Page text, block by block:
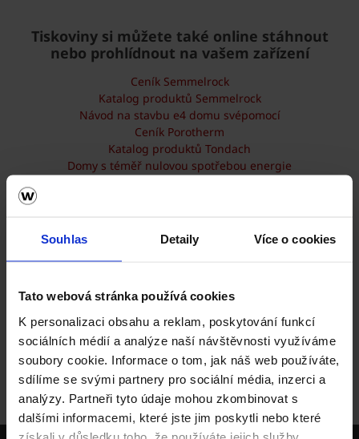
Souhlas Detaily Více o cookies
Tato webová stránka používá cookies
K personalizaci obsahu a reklam, poskytování funkcí
sociálních médií a analýze naší návštěvnosti využíváme
soubory cookie. Informace o tom, jak náš web používáte,
sdílíme se svými partnery pro sociální média, inzerci a
analýzy. Partneři tyto údaje mohou zkombinovat s
dalšími informacemi, které jste jim poskytli nebo které
získali v důsledku toho, že používáte jejich služby.
Tiskoviny si můžete také online stáhnout
nebo prohlídnout na vašem zařízení
Ceník Semmelrock
Katalog produktů Semmelrock
Návod na stavbu e4 domu svépomocí
Ceník Porotherm
Katalog produktů Tondach
Domy s téměř nulovou spotřebou energie
Strop Porotherm BN (leták)
Katalog lícového zdiva Terca a cihlové dlažby Penter
Podklad pro provádění konstrukcí Porotherm
Doporučené vnější omítkové
Porotherm AKU Profi (leták) - akustické cihly
Ceník Terca a Penter
Domů O nás O společnosti
Dokumenty
ke stažení
Objednání tiskovin na vaši adresu